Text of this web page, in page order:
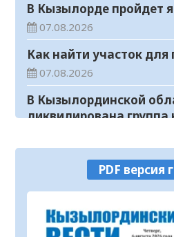
В Кызылорде пройдет
07.08.2026
Как найти участок для
07.08.2026
В Кызылординской
ликвидирована
Аким области
племенного хозяйства
Жанакорганском
07.08.2026
В Кызылординской
PDF версия